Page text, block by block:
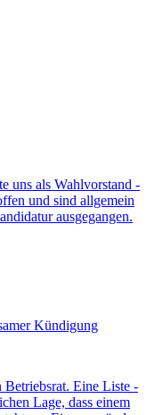
uns als Wahlvorstand -
und sind allgemein
ausgegangen.
Kündigung
Eine Liste -
Lage, dass einem